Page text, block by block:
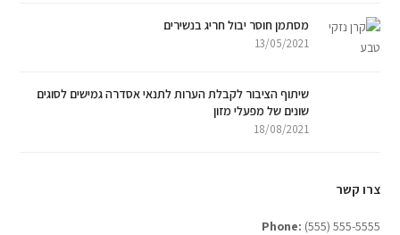
מסתמן חוסר יבול חריג בנשירים
13/05/2021
שיתוף הציבור לקבלת הערות לתנאי אסדרה גמישים לסוגים
שונים של מפעלי מזון
18/08/2021
צרו קשר
Phone: (555) 555-5555